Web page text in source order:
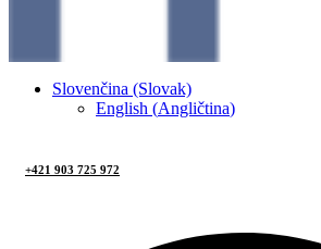
Slovenčina (Slovak)
English (Angličtina)
+421 903 725 972